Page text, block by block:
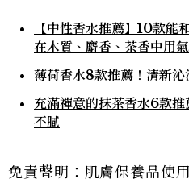
【中性香水推薦】10款能
在木質、麝香、茶香中用
薄荷香水8款推薦！清新
充滿禪意的抹茶香水6款
不膩
免責聲明：肌膚保養品使